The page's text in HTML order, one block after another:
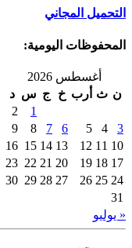
التحميل المجاني
المحفوظات اليومية:
أغسطس 2026
ن ث أرب خ ج س د
1
2
3
4
5
6
7
8
9
10
11
12
13
14
15
16
17
18
19
20
21
22
23
24
25
26
27
28
29
30
31
« يوليو